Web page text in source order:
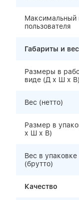
Максимальный
пользователя
Габариты и вес
Размеры в
виде (Д х Ш х В)
Вес (нетто)
Размер в
х Ш х В)
Вес в упаковке
(брутто)
Качество